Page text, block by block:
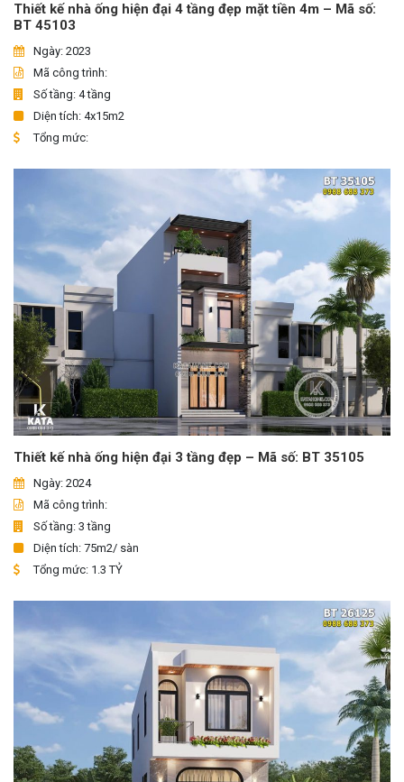
Thiết kế nhà ống hiện đại 4 tầng đẹp mặt tiền 4m – Mã số:
BT 45103
Ngày: 2023
Mã công trình:
Số tầng: 4 tầng
Diện tích: 4x15m2
Tổng mức:
Thiết kế nhà ống hiện đại 3 tầng đẹp – Mã số: BT 35105
Ngày: 2024
Mã công trình:
Số tầng: 3 tầng
Diện tích: 75m2/ sàn
Tổng mức: 1.3 TỶ